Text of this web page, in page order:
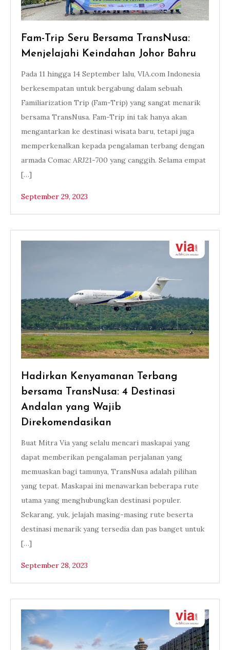
Fam-Trip Seru Bersama TransNusa:
Menjelajahi Keindahan Johor Bahru
Pada 11 hingga 14 September lalu, VIA.com Indonesia
berkesempatan untuk bergabung dalam sebuah
Familiarization Trip (Fam-Trip) yang sangat menarik
bersama TransNusa. Fam-Trip ini tak hanya akan
mengantarkan ke destinasi wisata baru, tetapi juga
memperkenalkan kepada pengalaman terbang dengan
armada Comac ARJ21-700 yang canggih. Selama empat
[…]
September 29, 2023
Hadirkan Kenyamanan Terbang
bersama TransNusa: 4 Destinasi
Andalan yang Wajib
Direkomendasikan
Buat Mitra Via yang selalu mencari maskapai yang
dapat memberikan pengalaman perjalanan yang
memuaskan bagi tamunya, TransNusa adalah pilihan
yang tepat. Maskapai ini menawarkan beberapa rute
utama yang menghubungkan destinasi populer.
Sekarang, yuk, jelajah masing-masing rute beserta
destinasi menarik yang tersedia dan pas banget untuk
[…]
September 28, 2023